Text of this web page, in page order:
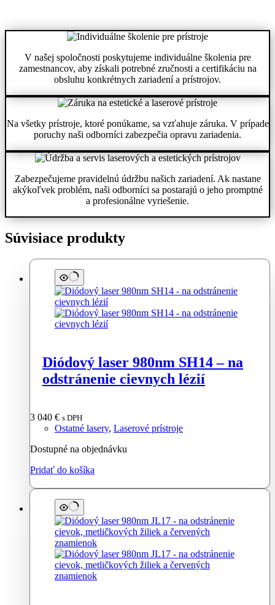
V našej spoločnosti poskytujeme individuálne školenia pre
zamestnancov, aby získali potrebné zručnosti a certifikáciu na
obsluhu konkrétnych zariadení a prístrojov.
Na všetky prístroje, ktoré ponúkame, sa vzťahuje záruka. V prípade
poruchy naši odborníci zabezpečia opravu zariadenia.
Zabezpečujeme pravidelnú údržbu našich zariadení. Ak nastane
akýkoľvek problém, naši odborníci sa postarajú o jeho promptné
a profesionálne vyriešenie.
Súvisiace produkty
Diódový laser 980nm SH14 – na
odstránenie cievnych lézií
3 040 € s DPH
Ostatné lasery, Laserové prístroje
Dostupné na objednávku
Pridať do košíka